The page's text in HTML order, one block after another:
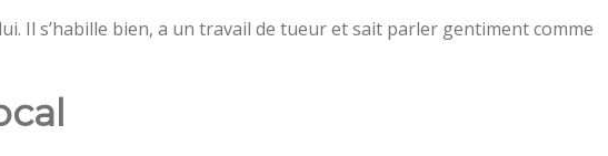
Il s’habille bien, a un travail de tueur et sait parler gentiment comme